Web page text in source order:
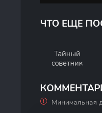
ЧТО ЕЩЕ
Тайный
советник
Минимальная